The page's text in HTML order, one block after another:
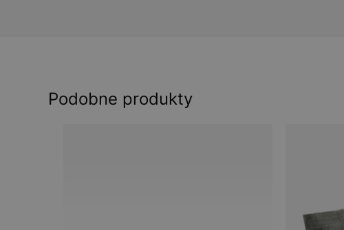
Podobne produkty